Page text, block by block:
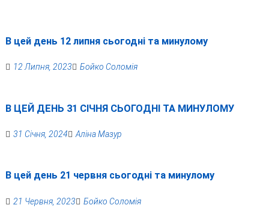
В цей день 12 липня сьогодні та минулому
12 Липня, 2023 Бойко Соломія
В ЦЕЙ ДЕНЬ 31 СІЧНЯ СЬОГОДНІ ТА МИНУЛОМУ
31 Січня, 2024 Аліна Мазур
В цей день 21 червня сьогодні та минулому
21 Червня, 2023 Бойко Соломія